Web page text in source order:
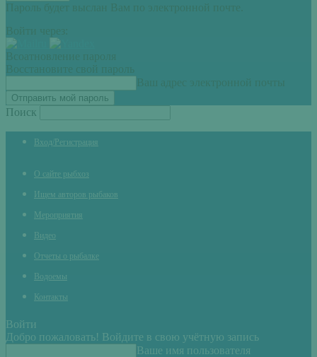
Пароль будет выслан Вам по электронной почте.
Войти через:
Всоатновление пароля
Восстановите свой пароль
Ваш адрес электронной почты
Поиск
Вход/Регистрация
О сайте рыбхоз
Ищем авторов рыбаков
Мероприятия
Видео
Отчеты о рыбалке
Водоемы
Контакты
Войти
Добро пожаловать! Войдите в свою учётную запись
Ваше имя пользователя